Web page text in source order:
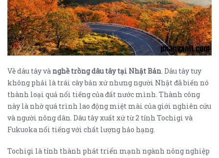
Về dâu tây và nghề trồng dâu tây tại Nhật Bản . Dâu tây tuy
không phải là trái cây bản xứ nhưng người Nhật đã biến nó
thành loại quả nổi tiếng của đất nước mình. Thành công
này là nhờ quá trình lao động miệt mài của giới nghiên cứu
và người nông dân. Dâu tây xuất xứ từ 2 tỉnh Tochigi và
Fukuoka nổi tiếng với chất lượng hảo hạng.
Tochigi là tỉnh thành phát triển mạnh ngành nông nghiệp